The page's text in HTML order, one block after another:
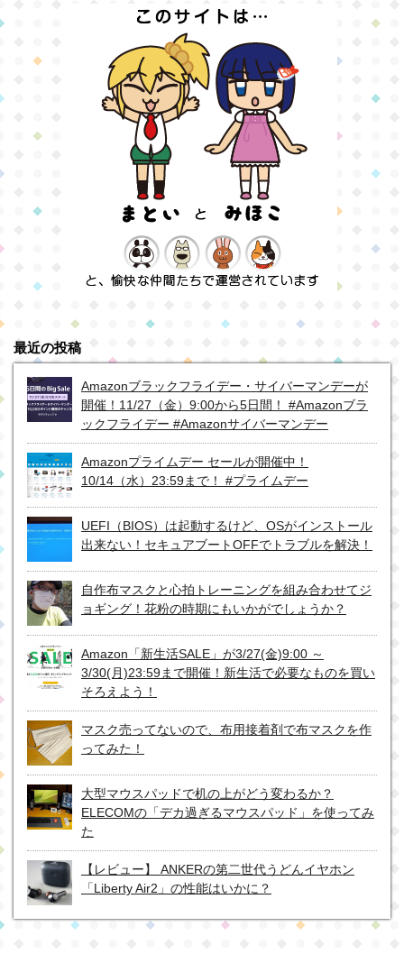
最近の投稿
Amazonブラックフライデー・サイバーマンデーが
開催！11/27（金）9:00から5日間！ #Amazonブラ
ックフライデー #Amazonサイバーマンデー
Amazonプライムデー セールが開催中！
10/14（水）23:59まで！ #プライムデー
UEFI（BIOS）は起動するけど、OSがインストール
出来ない！セキュアブートOFFでトラブルを解決！
自作布マスクと心拍トレーニングを組み合わせてジ
ョギング！花粉の時期にもいかがでしょうか？
Amazon「新生活SALE」が3/27(金)9:00 ～
3/30(月)23:59まで開催！新生活で必要なものを買い
そろえよう！
マスク売ってないので、布用接着剤で布マスクを作
ってみた！
大型マウスパッドで机の上がどう変わるか？
ELECOMの「デカ過ぎるマウスパッド」を使ってみ
た
【レビュー】 ANKERの第二世代うどんイヤホン
「Liberty Air2」の性能はいかに？